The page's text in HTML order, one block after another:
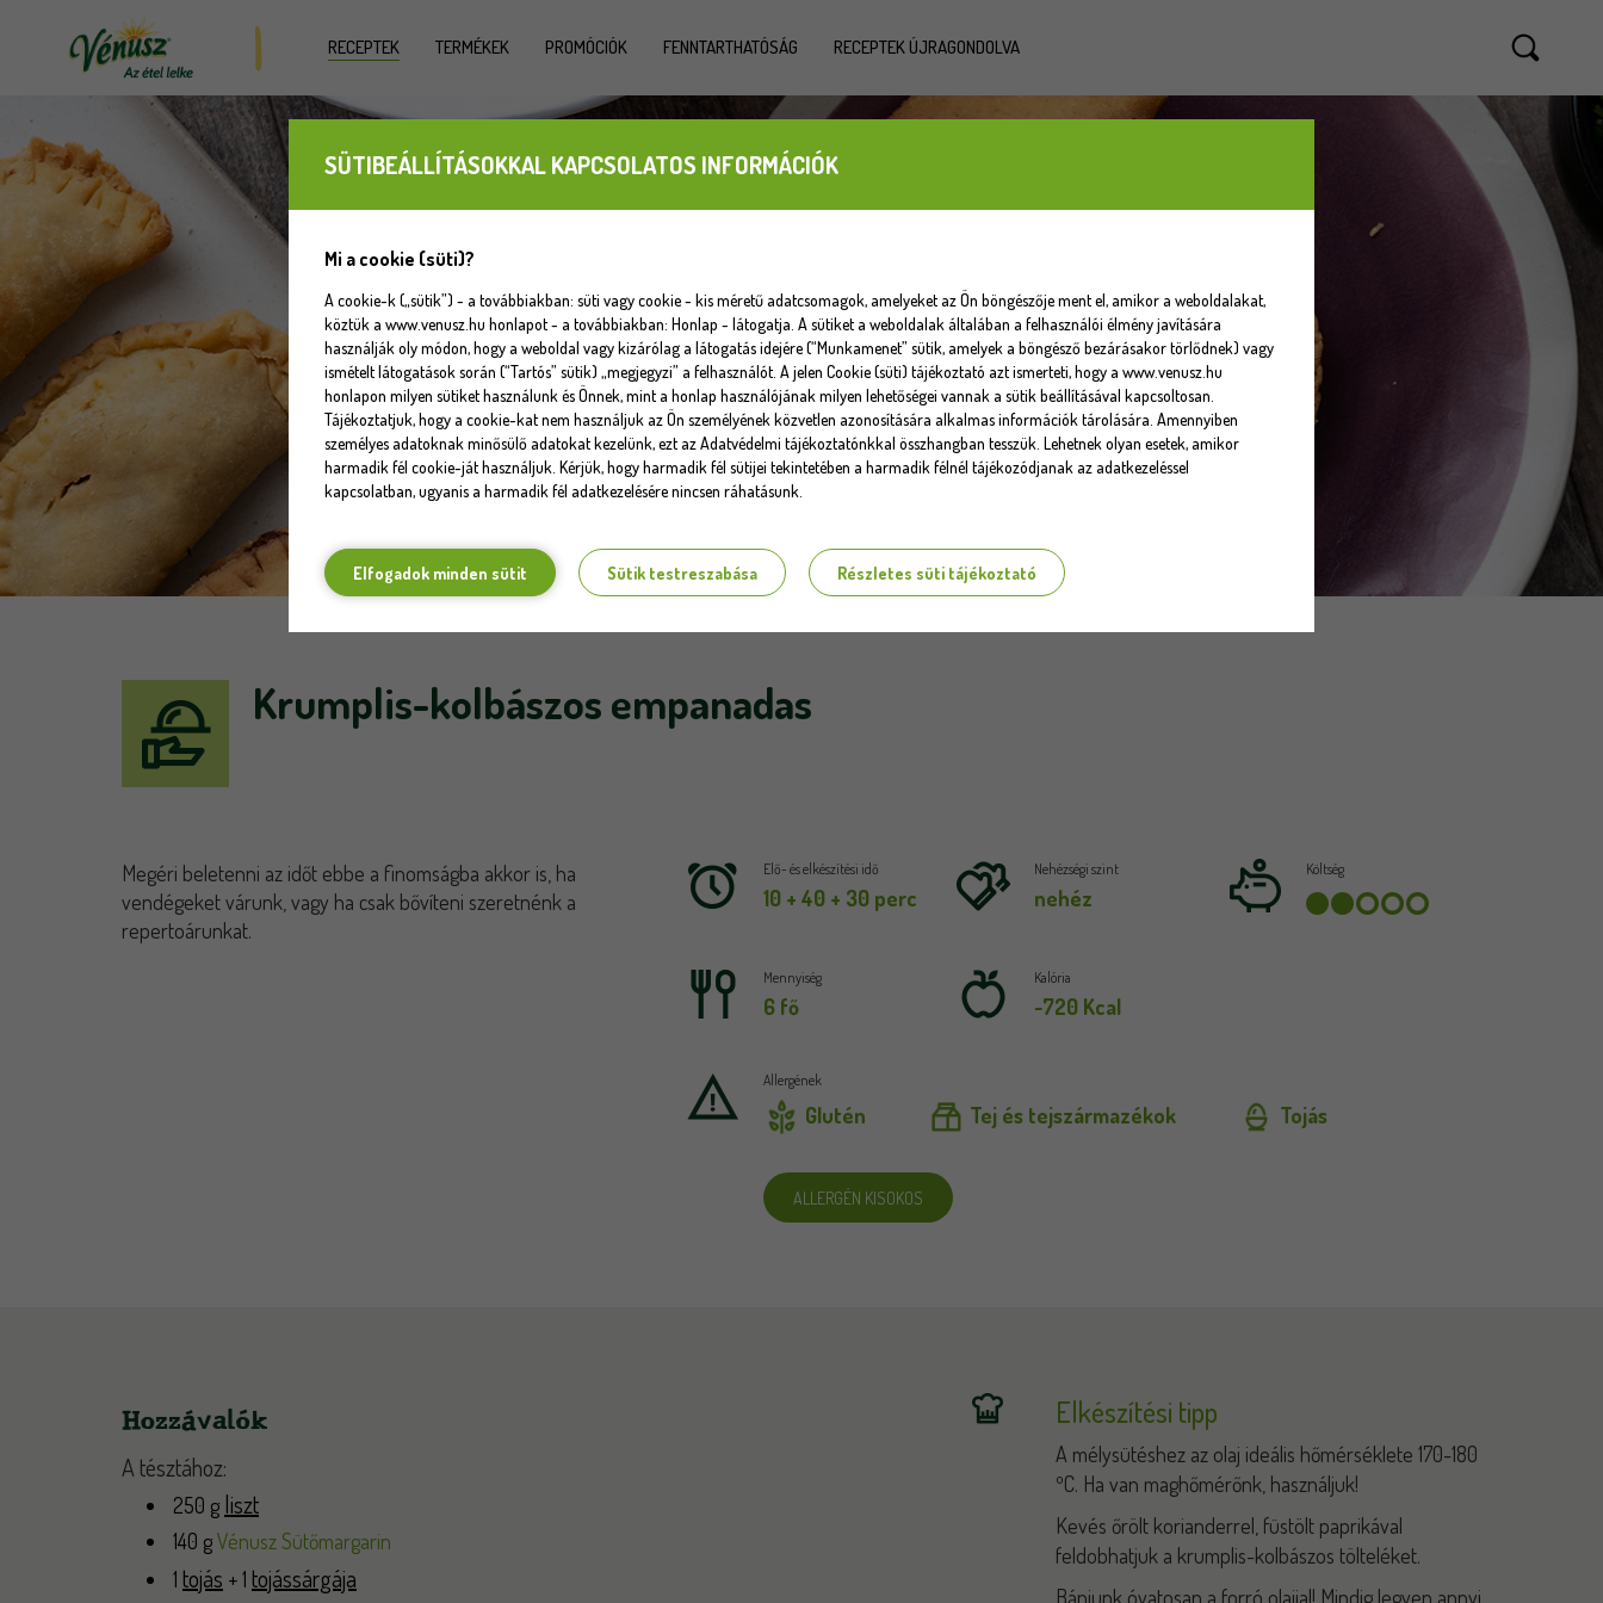
SÜTIBEÁLLÍTÁSOKKAL KAPCSOLATOS INFORMÁCIÓK
Mi a cookie (süti)?
A cookie-k („sütik”) - a továbbiakban: süti vagy cookie - kis méretű adatcsomagok, amelyeket az Ön böngészője ment el, amikor a weboldalakat,
köztük a www.venusz.hu honlapot - a továbbiakban: Honlap - látogatja. A sütiket a weboldalak általában a felhasználói élmény javítására
használják oly módon, hogy a weboldal vagy kizárólag a látogatás idejére (“Munkamenet” sütik, amelyek a böngésző bezárásakor törlődnek) vagy
ismételt látogatások során (“Tartós” sütik) „megjegyzi” a felhasználót. A jelen Cookie (süti) tájékoztató azt ismerteti, hogy a www.venusz.hu
honlapon milyen sütiket használunk és Önnek, mint a honlap használójának milyen lehetőségei vannak a sütik beállításával kapcsoltosan.
Tájékoztatjuk, hogy a cookie-kat nem használjuk az Ön személyének közvetlen azonosítására alkalmas információk tárolására. Amennyiben
személyes adatoknak minősülő adatokat kezelünk, ezt az Adatvédelmi tájékoztatónkkal összhangban tesszük. Lehetnek olyan esetek, amikor
harmadik fél cookie-ját használjuk. Kérjük, hogy harmadik fél sütijei tekintetében a harmadik félnél tájékozódjanak az adatkezeléssel
kapcsolatban, ugyanis a harmadik fél adatkezelésére nincsen ráhatásunk.
Elfogadok minden sütit Sütik testreszabása Részletes süti tájékoztató
RECEPTEK TERMÉKEK PROMÓCIÓK FENNTARTHATÓSÁG RECEPTEK ÚJRAGONDOLVA
Krumplis-kolbászos empanadas
Megéri beletenni az időt ebbe a finomságba akkor is, ha
vendégeket várunk, vagy ha csak bővíteni szeretnénk a
repertoárunkat.
Elő- és elkészítési idő
10 + 40 + 30 perc
Nehézségi szint
nehéz
Költség
Mennyiség
6 fő
Kalória
~720 Kcal
Allergének
Glutén Tej és tejszármazékok Tojás
ALLERGÉN KISOKOS
Hozzávalók
A tésztához:
250 g liszt
140 gVénusz Sütőmargarin
1 tojás + 1 tojássárgája
Elkészítési tipp
A mélysütéshez az olaj ideális hőmérséklete 170-180
ºC. Ha van maghőmérőnk, használjuk!
Kevés őrölt korianderrel, füstölt paprikával
feldobhatjuk a krumplis-kolbászos tölteléket.
Bánjunk óvatosan a forró olajjal! Mindig legyen annyi